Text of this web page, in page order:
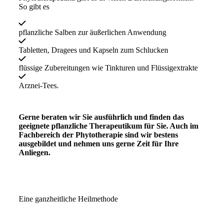
So gibt es
pflanzliche Salben zur äußerlichen Anwendung
Tabletten, Dragees und Kapseln zum Schlucken
flüssige Zubereitungen wie Tinkturen und Flüssigextrakte
Arznei-Tees.
Gerne beraten wir Sie ausführlich und finden das
geeignete pflanzliche Therapeutikum für Sie. Auch im
Fachbereich der Phytotherapie sind wir bestens
ausgebildet und nehmen uns gerne Zeit für Ihre
Anliegen.
Eine ganzheitliche Heilmethode